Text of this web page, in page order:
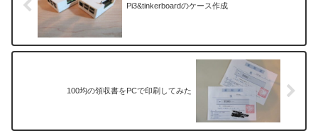
Pi3&tinkerboardのケース作成
100均の領収書をPCで印刷してみた